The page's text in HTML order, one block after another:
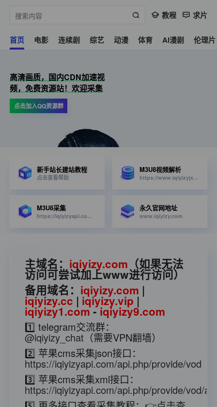
教程 求片
首页 电影 连续剧 综艺 动漫 体育 AI漫剧 伦理片
高清画质，国内CDN加速视
频，免费资源站！欢迎采集
点击加入QQ资源群
新手站长建站教程
点击查看帮助
M3U8视频解析
https://www.iqiyizyjx.com/?url=
M3U8采集
https://iqiyizyapi.com/api.php/provide/vod/from/snm3u8/at/xml
永久官网地址
www.iqiyizy.com
主域名： iqiyizy.com （如果无法
访问可尝试加上www进行访问）
备用域名： iqiyizy.com |
iqiyizy.cc | iqiyizy.vip |
iqiyizy1.com-iqiyizy9.com
1️⃣ telegram交流群：
@iqiyizy_chat （需要VPN翻墙）
2️⃣ 苹果cms采集json接口：
https://iqiyizyapi.com/api.php/provide/vod
3️⃣ 苹果cms采集xml接口：
https://iqiyizyapi.com/api.php/provide/vod/